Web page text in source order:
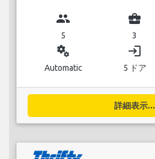
group
5
business_center
3
miscellaneous_services
Automatic
login
5 ドア
詳細表示...